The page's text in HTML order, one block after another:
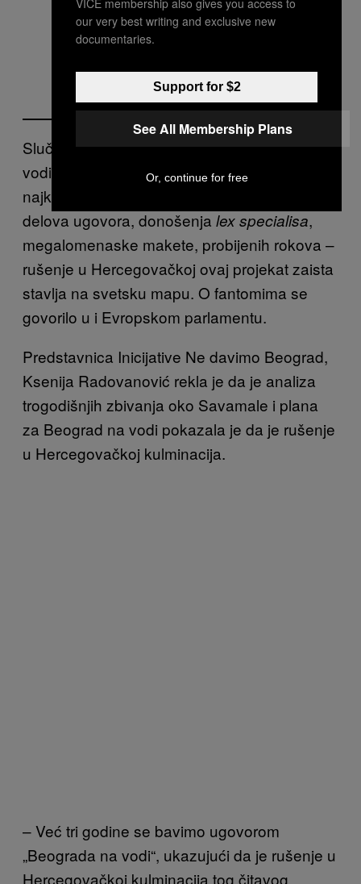
Slučajem Hercegovačka projekat Beograd na
vodi nastavlja da bude jedna od
najkontroverznijih tema u Srbiji. Od prikrivanja
delova ugovora, donošenja lex specialisa,
megalomenaske makete, probijenih rokova –
rušenje u Hercegovačkoj ovaj projekat zaista
stavlja na svetsku mapu. O fantomima se
govorilo u i Evropskom parlamentu.
Predstavnica Inicijative Ne davimo Beograd,
Ksenija Radovanović rekla je da je analiza
trogodišnjih zbivanja oko Savamale i plana
za Beograd na vodi pokazala je da je rušenje
u Hercegovačkoj kulminacija.
– Već tri godine se bavimo ugovorom
„Beograda na vodi“, ukazujući da je rušenje u
Hercegovačkoj kulminacija tog čitavog
our very best writing and exclusive new
documentaries.
Support for $2
See All Membership Plans
Or, continue for free